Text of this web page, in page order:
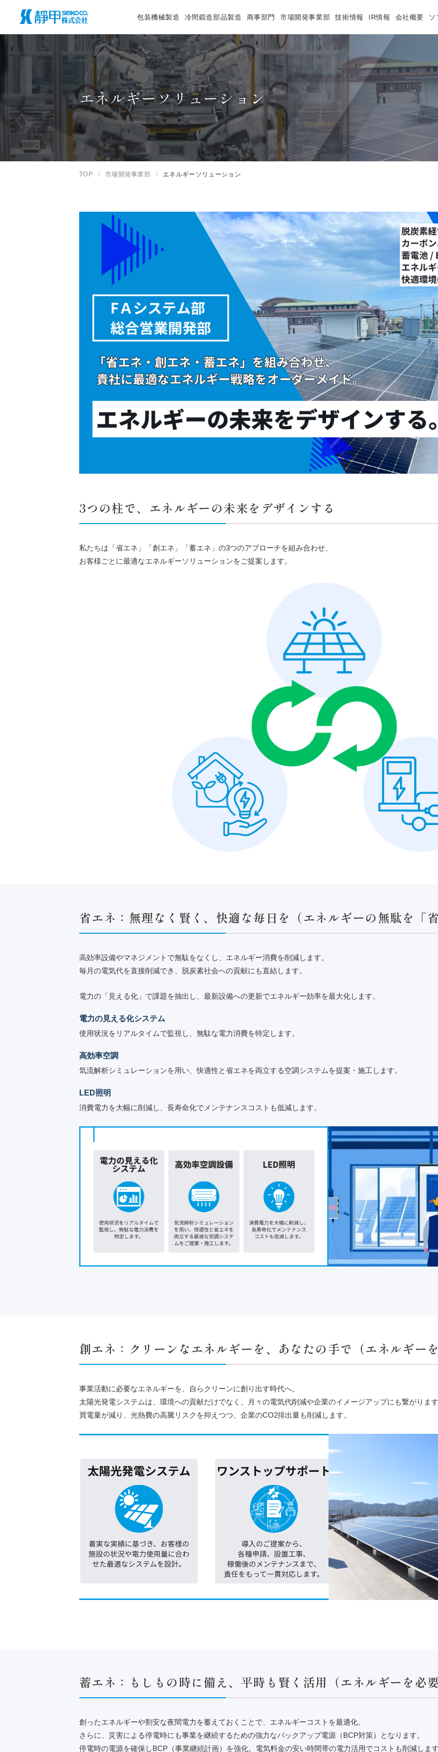
包装機械製造 冷間鍛造部品製造 商事部門 市場開発事業部 技術情報 IR情報 会社概要 ソ
エネルギーソリューション
TOP 市場開発事業部 エネルギーソリューション
3つの柱で、エネルギーの未来をデザインする
私たちは「省エネ」「創エネ」「蓄エネ」の3つのアプローチを組み合わせ、
お客様ごとに最適なエネルギーソリューションをご提案します。
省エネ：無理なく賢く、快適な毎日を（エネルギーの無駄を「
高効率設備やマネジメントで無駄をなくし、エネルギー消費を削減します。
毎月の電気代を直接削減でき、脱炭素社会への貢献にも直結します。
電力の「見える化」で課題を抽出し、最新設備への更新でエネルギー効率を最大化します。
電力の見える化システム
使用状況をリアルタイムで監視し、無駄な電力消費を特定します。
高効率空調
気流解析シミュレーションを用い、快適性と省エネを両立する空調システムを提案・施工します。
LED照明
消費電力を大幅に削減し、長寿命化でメンテナンスコストも低減します。
創エネ：クリーンなエネルギーを、あなたの手で（エネルギー
事業活動に必要なエネルギーを、自らクリーンに創り出す時代へ。
太陽光発電システムは、環境への貢献だけでなく、月々の電気代削減や企業のイメージアップにも繋がりま
買電量が減り、光熱費の高騰リスクを抑えつつ、企業のCO2排出量も削減します。
蓄エネ：もしもの時に備え、平時も賢く活用（エネルギーを必
創ったエネルギーや割安な夜間電力を蓄えておくことで、エネルギーコストを最適化。
さらに、災害による停電時にも事業を継続するための強力なバックアップ電源（BCP対策）となります。
停電時の電源を確保しBCP（事業継続計画）を強化。電気料金の安い時間帯の電力活用でコストも削減しま